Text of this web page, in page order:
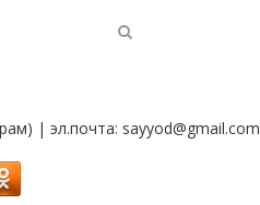
| эл.почта: sayyod@gmail.com